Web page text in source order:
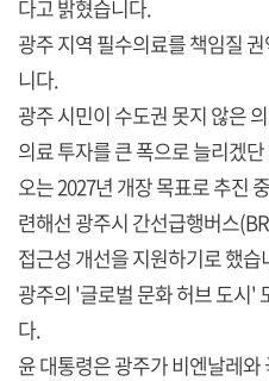
다고 밝혔습니다.
광주 지역 필수의료를 책임질
니다.
광주 시민이 수도권 못지 않은
의료 투자를 큰 폭으로 늘리겠
오는 2027년 개장 목표로 추진
련해선 광주시 간선급행버스
접근성 개선을 지원하기로 했습
광주의 '글로벌 문화 허브 도시'
다.
윤 대통령은 광주가 비엔날레